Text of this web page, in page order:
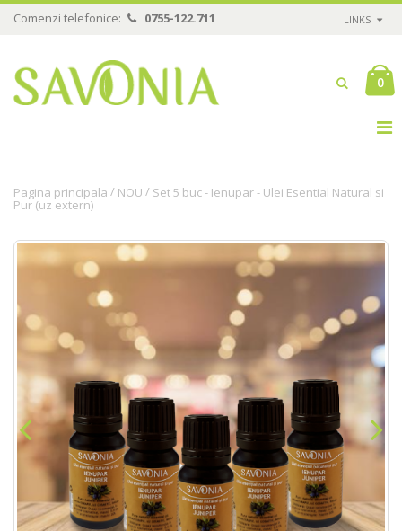
Comenzi telefonice: 0755-122.711 LINKS
0
Pagina principala / NOU / Set 5 buc - Ienupar - Ulei Esential Natural si
Pur (uz extern)